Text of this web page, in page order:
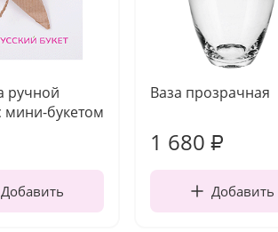
ручной
мини-букетом
Добавить
Ваза прозрачная
1 680 ₽
Добавить